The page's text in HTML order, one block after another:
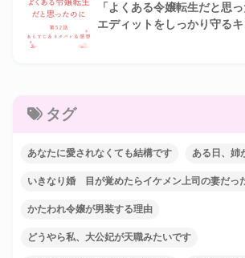
「よくある令嬢転生だと思
エディットをしっかり守る
タグ
あなたに愛されなくても結構です ある日、姉
いきなり婚 目が覚めたらイケメン上司の妻だっ
かたわれ令嬢が男装する理由
どうやら私、大公妃が天職みたいです